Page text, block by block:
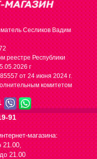
Сесликов Вадим
реестре Республики
г
от 24 июня 2024 г.
комитетом
91
магазина:
21.00,
21.00